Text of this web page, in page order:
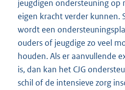
jeugdigen ondersteuning op
eigen kracht verder kunnen.
wordt een
ouders of jeugdige zo veel
houden. Als er aanvullende
is, dan kan het CJG
schil of de intensieve zorg